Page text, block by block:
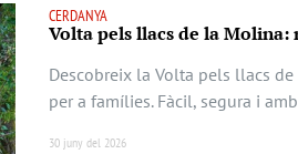
CERDANYA
Volta pels llacs de la
Descobreix la Volta pels llacs
per a famílies. Fàcil, segura i
30 juny del 2026